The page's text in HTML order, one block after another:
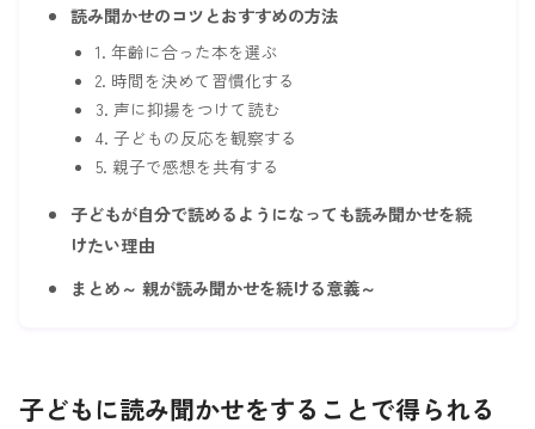
読み聞かせのコツとおすすめの方法
1. 年齢に合った本を選ぶ
2. 時間を決めて習慣化する
3. 声に抑揚をつけて読む
4. 子どもの反応を観察する
5. 親子で感想を共有する
子どもが自分で読めるようになっても読み聞かせを続
けたい理由
まとめ～ 親が読み聞かせを続ける意義～
子どもに読み聞かせをすることで得られる